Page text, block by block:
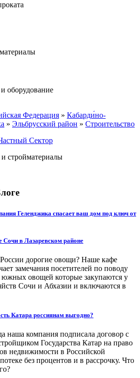
оборудование
Федерация » Кабарди́но-
» Эльбрусский район » Строительство
Сектор
стройматериалы
Геленджика спасает ваш дом под ключ от
в Лазаревском районе
дорогие овощи? Наше кафе
замечания посетителей по поводу
южных овощей которые закупаются у
Сочи и Абхазии и включаются в
Катара россиянам выгодно?
наша компания подписала договор с
Государства Катар на право
недвижимости в Российской
без процентов и в рассрочку. Что